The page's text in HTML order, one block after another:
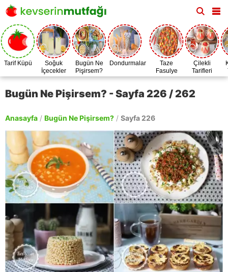
Tarif Küpü
Soğuk
İçecekler
Bugün Ne
Pişirsem?
Dondurmalar
Taze
Fasulye
Zamanı
Çilekli
Tarifleri
Bugün Ne Pişirsem? - Sayfa 226 / 262
Anasayfa / Bugün Ne Pişirsem? / Sayfa 226